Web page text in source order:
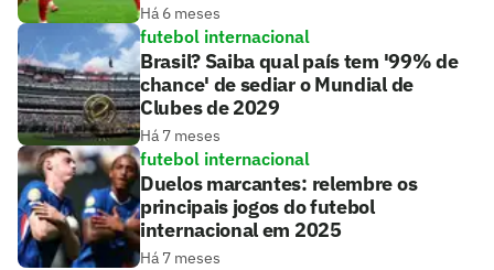
Há 6 meses
futebol internacional
Brasil? Saiba qual país tem '99% de
chance' de sediar o Mundial de
Clubes de 2029
Há 7 meses
futebol internacional
Duelos marcantes: relembre os
principais jogos do futebol
internacional em 2025
Há 7 meses